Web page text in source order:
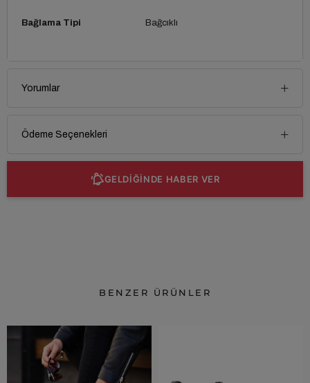
Bağlama Tipi Bağcıklı
Yorumlar
Ödeme Seçenekleri
GELDİĞİNDE HABER VER
BENZER ÜRÜNLER